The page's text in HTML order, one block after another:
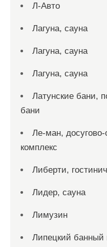
Л-Авто
Лагуна, сауна
Лагуна, сауна
Лагуна, сауна
Латунские бани,
бани
Ле-ман,
комплекс
Либерти,
Лидер, сауна
Лимузин
Липецкий банный